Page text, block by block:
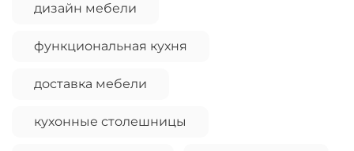
дизайн мебели
функциональная кухня
доставка мебели
кухонные столешницы